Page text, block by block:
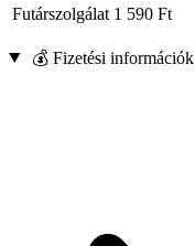
Futárszolgálat 1 590 Ft
💰 Fizetési információk